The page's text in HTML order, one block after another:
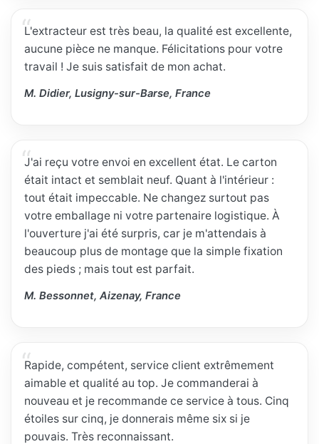
L'extracteur est très beau, la qualité est excellente,
aucune pièce ne manque. Félicitations pour votre
travail ! Je suis satisfait de mon achat.
M. Didier, Lusigny-sur-Barse, France
J'ai reçu votre envoi en excellent état. Le carton
était intact et semblait neuf. Quant à l'intérieur :
tout était impeccable. Ne changez surtout pas
votre emballage ni votre partenaire logistique. À
l'ouverture j'ai été surpris, car je m'attendais à
beaucoup plus de montage que la simple fixation
des pieds ; mais tout est parfait.
M. Bessonnet, Aizenay, France
Rapide, compétent, service client extrêmement
aimable et qualité au top. Je commanderai à
nouveau et je recommande ce service à tous. Cinq
étoiles sur cinq, je donnerais même six si je
pouvais. Très reconnaissant.